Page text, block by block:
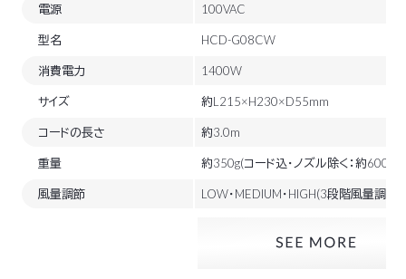
電源 100VAC
型名 HCD-G08CW
消費電力 1400W
サイズ 約L215×H230×D55mm
コードの長さ 約3.0m
重量 約350g(コード込・ノズル除く：約600g)
風量調節 LOW・MEDIUM・HIGH(3段階風量調節)